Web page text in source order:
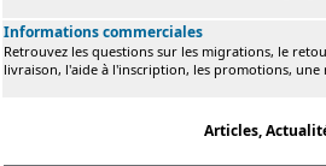
Informations commerciales
Retrouvez les questions sur les migrations, le
livraison, l'aide à l'inscription, les promotions, une
Articles,